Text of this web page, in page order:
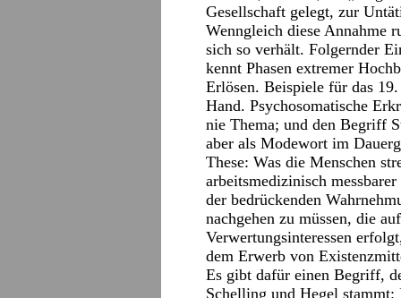
Gesellschaft gelegt, zur
Wenngleich diese Annahme
sich so verhält. Folgernder
kennt Phasen extremer
Erlösen. Beispiele für das
Hand. Psychosomatische
nie Thema; und den Begriff
aber als Modewort im
These: Was die Menschen
arbeitsmedizinisch
der bedrückenden
nachgehen zu müssen, die
Verwertungsinteressen
dem Erwerb von
Es gibt dafür einen Begriff,
Schelling und Hegel